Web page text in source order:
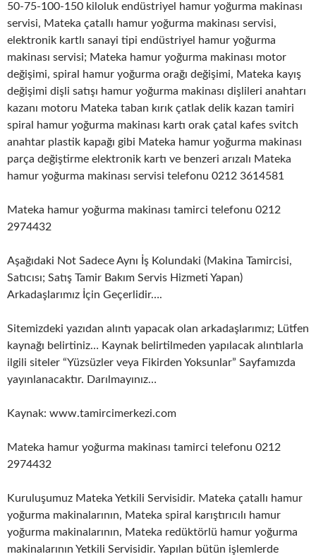
50-75-100-150 kiloluk endüstriyel hamur yoğurma makinası
servisi, Mateka çatallı hamur yoğurma makinası servisi,
elektronik kartlı sanayi tipi endüstriyel hamur yoğurma
makinası servisi; Mateka hamur yoğurma makinası motor
değişimi, spiral hamur yoğurma orağı değişimi, Mateka kayış
değişimi dişli satışı hamur yoğurma makinası dişlileri anahtarı
kazanı motoru Mateka taban kırık çatlak delik kazan tamiri
spiral hamur yoğurma makinası kartı orak çatal kafes svitch
anahtar plastik kapağı gibi Mateka hamur yoğurma makinası
parça değiştirme elektronik kartı ve benzeri arızalı Mateka
hamur yoğurma makinası servisi telefonu 0212 3614581
Mateka hamur yoğurma makinası tamirci telefonu 0212
2974432
Aşağıdaki Not Sadece Aynı İş Kolundaki (Makina Tamircisi,
Satıcısı; Satış Tamir Bakım Servis Hizmeti Yapan)
Arkadaşlarımız İçin Geçerlidir….
Sitemizdeki yazıdan alıntı yapacak olan arkadaşlarımız; Lütfen
kaynağı belirtiniz… Kaynak belirtilmeden yapılacak alıntılarla
ilgili siteler “Yüzsüzler veya Fikirden Yoksunlar” Sayfamızda
yayınlanacaktır. Darılmayınız…
Kaynak: www.tamircimerkezi.com
Mateka hamur yoğurma makinası tamirci telefonu 0212
2974432
Kuruluşumuz Mateka Yetkili Servisidir. Mateka çatallı hamur
yoğurma makinalarının, Mateka spiral karıştırıcılı hamur
yoğurma makinalarının, Mateka redüktörlü hamur yoğurma
makinalarının Yetkili Servisidir. Yapılan bütün işlemlerde